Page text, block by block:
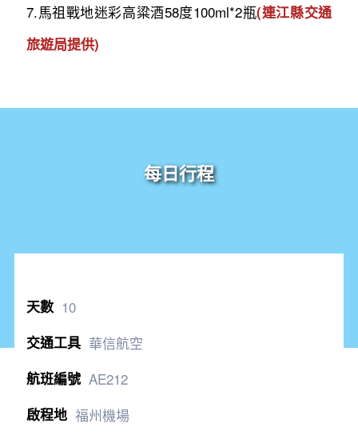
7.馬祖戰地迷彩高粱酒58度100ml*2瓶(連江縣交通
旅遊局提供)
每日行程
10
華信航空
AE212
福州機場